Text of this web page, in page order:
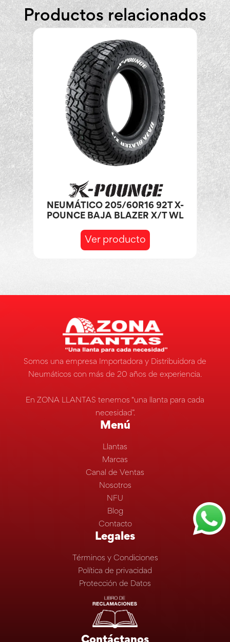
Productos relacionados
NEUMÁTICO 205/60R16 92T X-
POUNCE BAJA BLAZER X/T WL
Ver producto
Somos una empresa Importadora y Distribuidora de
Neumáticos con más de 20 años de experiencia.
En ZONA LLANTAS tenemos “una llanta para cada
necesidad”.
Menú
Llantas
Marcas
Canal de Ventas
Nosotros
NFU
Blog
Contacto
Legales
Términos y Condiciones
Política de privacidad
Protección de Datos